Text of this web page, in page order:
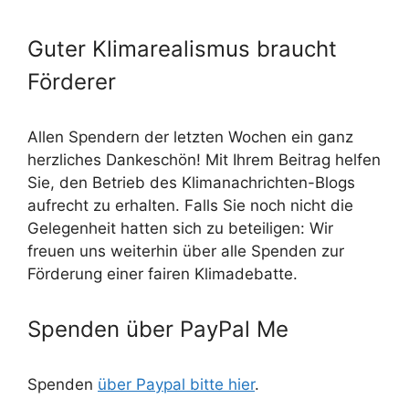
Guter Klimarealismus braucht
Förderer
Allen Spendern der letzten Wochen ein ganz
herzliches Dankeschön! Mit Ihrem Beitrag helfen
Sie, den Betrieb des Klimanachrichten-Blogs
aufrecht zu erhalten. Falls Sie noch nicht die
Gelegenheit hatten sich zu beteiligen: Wir
freuen uns weiterhin über alle Spenden zur
Förderung einer fairen Klimadebatte.
Spenden über PayPal Me
Spenden über Paypal bitte hier.